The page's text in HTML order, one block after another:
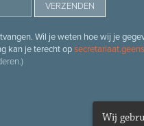
Wil je weten hoe wij je
kan je terecht op
Wij